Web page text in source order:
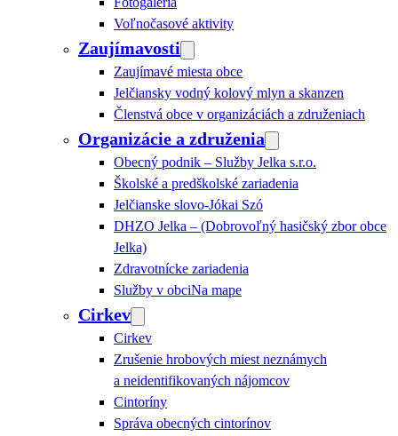
Voľnočasové aktivity
Zaujímavosti
Zaujímavé miesta obce
Jelčiansky vodný kolový mlyn a skanzen
Členstvá obce v organizáciách a združeniach
Organizácie a združenia
Obecný podnik – Služby Jelka s.r.o.
Školské a predškolské zariadenia
Jelčianske slovo-Jókai Szó
DHZO Jelka – (Dobrovoľný hasičský zbor obce
Jelka)
Zdravotnícke zariadenia
Služby v obciNa mape
Cirkev
Cirkev
Zrušenie hrobových miest neznámych
a neidentifikovaných nájomcov
Cintoríny
Správa obecných cintorínov